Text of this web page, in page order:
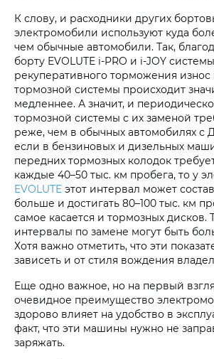
К слову, и расходники других
электромобили используют куда
чем обычные автомобили. Так,
борту EVOLUTE i‑PRO и i‑JOY системы
рекуперативного торможения износ
тормозной системы происходит
медленнее. А значит, и
тормозной системы с их заменой
реже, чем в обычных автомобилях с
если в бензиновых и дизельных
передних тормозных колодок
каждые 40–50 тыс. км пробега, то у
EVOLUTE этот интервал может
больше и достигать 80–100 тыс. км
самое касается и тормозных дисков.
интервалы по замене могут быть
Хотя важно отметить, что эти
зависеть и от стиля вождения
Еще одно важное, но на первый
очевидное преимущество
здорово влияет на удобство в
факт, что эти машины нужно не
заряжать.